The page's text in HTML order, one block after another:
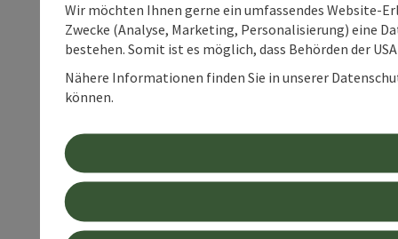
Wir möchten Ihnen gerne ein umfassendes Website-
Zwecke (Analyse, Marketing, Personalisierung) eine
bestehen. Somit ist es möglich, dass Behörden der
Nähere Informationen finden Sie in unserer
können.